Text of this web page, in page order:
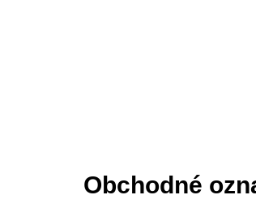
Obchodné